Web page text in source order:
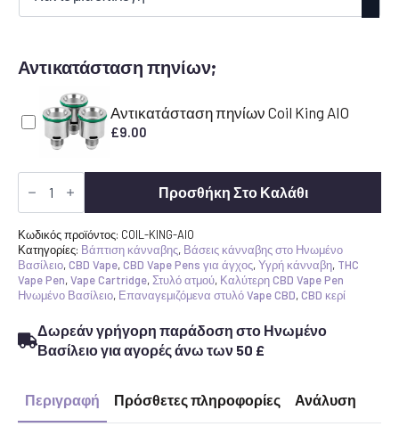
Αντικατάσταση πηνίων;
Αντικατάσταση πηνίων Coil King AIO
£9.00
Coil
King
CBD
κερί
Crumble
Dab
Pen
ποσότητα
Προσθήκη Στο Καλάθι
Κωδικός προϊόντος: COIL-KING-AIO
Κατηγορίες: Βάπτιση κάνναβης, Βάσεις κάνναβης στο Ηνωμένο
Βασίλειο,CBD Vape,CBD Vape Pens για άγχος,Υγρή κάνναβη, THC
Vape Pen,Vape Cartridge,Στυλό ατμού, Καλύτερη CBD Vape Pen
Ηνωμένο Βασίλειο, Επαναγεμιζόμενα στυλό Vape CBD,CBD κερί
Δωρεάν γρήγορη παράδοση στο Ηνωμένο
Βασίλειο για αγορές άνω των 50 £
Περιγραφή Πρόσθετες πληροφορίες Ανάλυση